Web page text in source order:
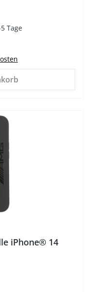
Tage
iPhone® 14